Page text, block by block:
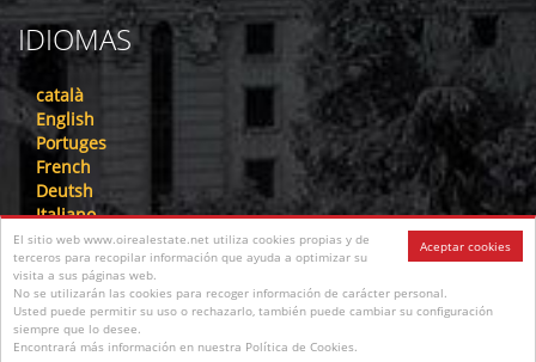
Aceptar cookies
El sitio web www.oirealestate.net utiliza cookies propias y de
terceros para recopilar información que ayuda a optimizar su
visita a sus páginas web.
No se utilizarán las cookies para recoger información de carácter personal.
Usted puede permitir su uso o rechazarlo, también puede cambiar su configuración
siempre que lo desee.
Encontrará más información en nuestra Política de Cookies.
IDIOMAS
català
English
Portuges
French
Deutsh
Italiano
Nederlandse
русский
中文
عرب
فارسی